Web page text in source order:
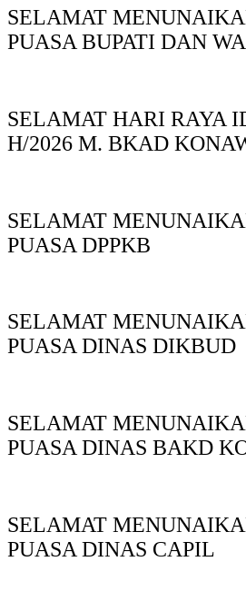
SELAMAT
PUASA BUPATI DAN
SELAMAT HARI RAYA
H/2026 M. BKAD
SELAMAT
PUASA DPPKB
SELAMAT
PUASA DINAS DIKBUD
SELAMAT
PUASA DINAS BAKD
SELAMAT
PUASA DINAS CAPIL